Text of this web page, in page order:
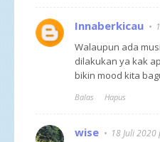
Innaberkicau
Walaupun ada
dilakukan ya kak
bikin mood kita
Balas Hapus
wise 18 Juli